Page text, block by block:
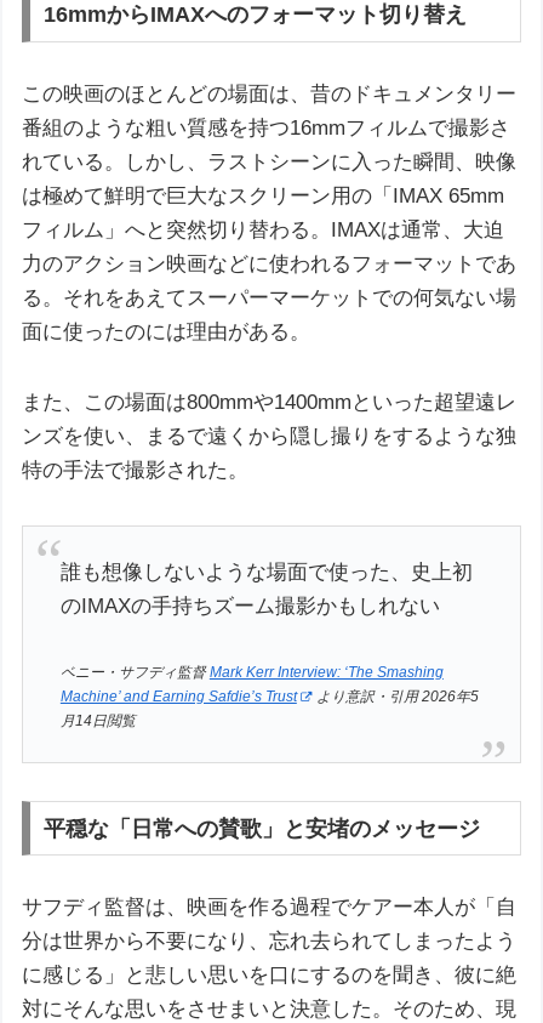
16mmからIMAXへのフォーマット切り替え
この映画のほとんどの場面は、昔のドキュメンタリー
番組のような粗い質感を持つ16mmフィルムで撮影さ
れている。しかし、ラストシーンに入った瞬間、映像
は極めて鮮明で巨大なスクリーン用の「IMAX 65mm
フィルム」へと突然切り替わる。IMAXは通常、大迫
力のアクション映画などに使われるフォーマットであ
る。それをあえてスーパーマーケットでの何気ない場
面に使ったのには理由がある。
また、この場面は800mmや1400mmといった超望遠レ
ンズを使い、まるで遠くから隠し撮りをするような独
特の手法で撮影された。
誰も想像しないような場面で使った、史上初
のIMAXの手持ちズーム撮影かもしれない
ベニー・サフディ監督Mark Kerr Interview: ‘The Smashing
Machine’ and Earning Safdie’s Trust
より意訳・引用 2026年5
月14日閲覧
平穏な「日常への賛歌」と安堵のメッセージ
サフディ監督は、映画を作る過程でケアー本人が「自
分は世界から不要になり、忘れ去られてしまったよう
に感じる」と悲しい思いを口にするのを聞き、彼に絶
対にそんな思いをさせまいと決意した。そのため、現